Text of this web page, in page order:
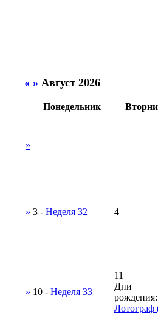
« » Август 2026
Понедельник
»
» 3 - Неделя 32 4
» 10 - Неделя 33
11
Дни
рождения:
Лотограф